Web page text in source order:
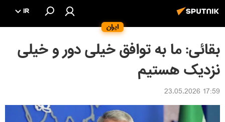
ایران
IR
بقائی: ما به توافق خیلی دور و خیلی
نزدیک هستیم
17:59 23.05.2026